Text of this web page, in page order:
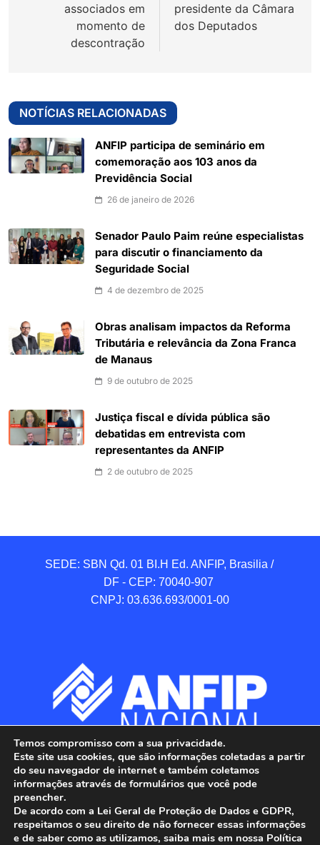
associados em
momento de
descontração
presidente da Câmara
dos Deputados
NOTÍCIAS RELACIONADAS
ANFIP participa de seminário em
comemoração aos 103 anos da
Previdência Social
26 de janeiro de 2026
Senador Paulo Paim reúne especialistas
para discutir o financiamento da
Seguridade Social
4 de dezembro de 2025
Obras analisam impactos da Reforma
Tributária e relevância da Zona Franca
de Manaus
9 de outubro de 2025
Justiça fiscal e dívida pública são
debatidas em entrevista com
representantes da ANFIP
2 de outubro de 2025
SEDE: SBN Qd. 01 BI.H Ed. ANFIP, Brasilia /
DF - CEP: 70040-907
CNPJ: 03.636.693/0001-00
Temos compromisso com a sua privacidade.
Este site usa cookies, que são informações coletadas a partir
do seu navegador de internet e também coletamos
informações através de formulários que você pode
preencher.
De acordo com a Lei Geral de Proteção de Dados e GDPR,
respeitamos o seu direito de não fornecer essas informações
e de saber como as utilizamos, saiba mais em nossa Política